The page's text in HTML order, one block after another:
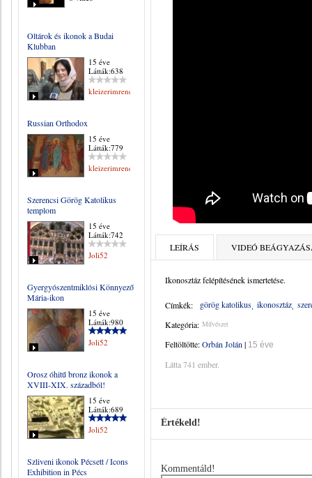
Oltárok és ikonok a Budai
Klubban
15 éve
Látták:638
kleizerimrene
Russian Orthodox
15 éve
Látták:779
kleizerimrene
Szerencsi Görög Katolikus
templom
15 éve
Látták:742
Joli52
Gyergyószentmiklósi Könnyező
Mária-ikon
15 éve
Látták:980
Joli52
Orosz óhitű bronz ikonok a
XVIII-XIX. századból!
15 éve
Látták:689
Joli52
Szliveni ikonok Pécsett / Icons
Exhibition in Pécs
LEÍRÁS VIDEÓ
Ikonosztáz felépítésének ismertetése.
Címkék: görög katolikus ikonosztáz
Kategória: Művészet
Feltöltötte:Orbán Jolán | 15 éve
Látta 741 ember.
Értékeld!
Kommentáld!